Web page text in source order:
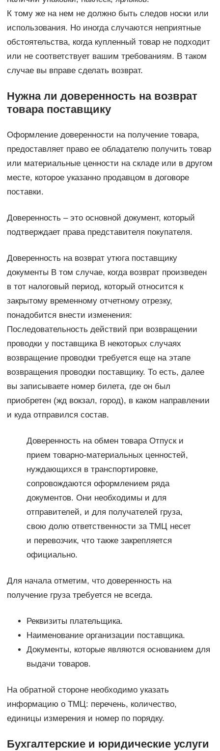
К тому же на нем не должно быть следов носки или
использования. Но иногда случаются неприятные
обстоятельства, когда купленный товар не подходит
или не соответствует вашим требованиям. В таком
случае вы вправе сделать возврат.
Нужна ли доверенность на возврат
товара поставщику
Оформление доверенности на получение товара,
предоставляет право ее обладателю получить товар
или материальные ценности на складе или в другом
месте, которое указанно продавцом в договоре
поставки.
Доверенность – это основной документ, который
подтверждает права представителя покупателя.
Доверенность на возврат утюга поставщику
документы В том случае, когда возврат произведен
в тот налоговый период, который относится к
закрытому временному отчетному отрезку,
понадобится внести изменения:
Последовательность действий при возвращении
проводки у поставщика В некоторых случаях
возвращение проводки требуется еще на этапе
возвращения проводки поставщику. То есть, далее
вы записываете номер билета, где он был
приобретен (жд вокзал, город), в каком направлении
и куда отправился состав.
Доверенность на обмен товара Отпуск и
прием товарно-материальных ценностей,
нуждающихся в транспортировке,
сопровождаются оформлением ряда
документов. Они необходимы и для
отправителей, и для получателей груза,
свою долю ответственности за ТМЦ несет
и перевозчик, что также закрепляется
официально.
Для начала отметим, что доверенность на
получение груза требуется не всегда.
Реквизиты плательщика.
Наименование организации поставщика.
Документы, которые являются основанием для
выдачи товаров.
На обратной стороне необходимо указать
информацию о ТМЦ: перечень, количество,
единицы измерения и номер по порядку.
Бухгалтерские и юридические услуги